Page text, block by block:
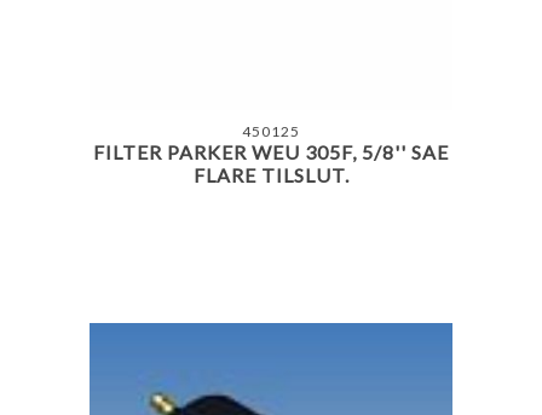
450125
FILTER PARKER WEU 305F, 5/8'' SAE
FLARE TILSLUT.